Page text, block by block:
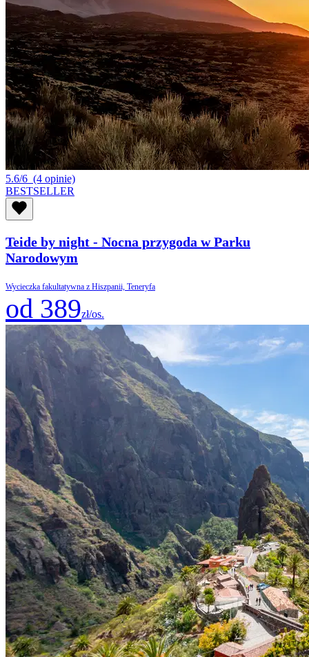
5.6/6 (4 opinie)
BESTSELLER
Teide by night - Nocna przygoda w Parku
Narodowym
Wycieczka fakultatywna z Hiszpanii, Teneryfa
od 389zł/os.